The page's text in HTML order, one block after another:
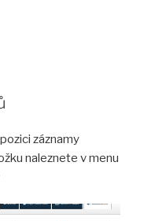
záznamy
naleznete v menu